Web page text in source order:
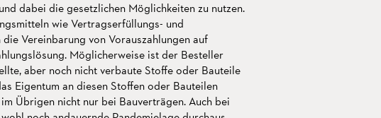
dabei die gesetzlichen Möglichkeiten zu nutzen.
wie Vertragserfüllungs- und
Vereinbarung von Vorauszahlungen auf
Möglicherweise ist der Besteller
aber noch nicht verbaute Stoffe oder Bauteile
Eigentum an diesen Stoffen oder Bauteilen
Übrigen nicht nur bei Bauverträgen. Auch bei